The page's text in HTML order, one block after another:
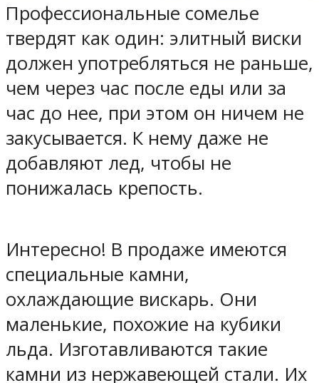
Профессиональные сомелье
твердят как один: элитный виски
должен употребляться не раньше,
чем через час после еды или за
час до нее, при этом он ничем не
закусывается. К нему даже не
добавляют лед, чтобы не
понижалась крепость.
Интересно! В продаже имеются
специальные камни,
охлаждающие вискарь. Они
маленькие, похожие на кубики
льда. Изготавливаются такие
камни из нержавеющей стали. Их